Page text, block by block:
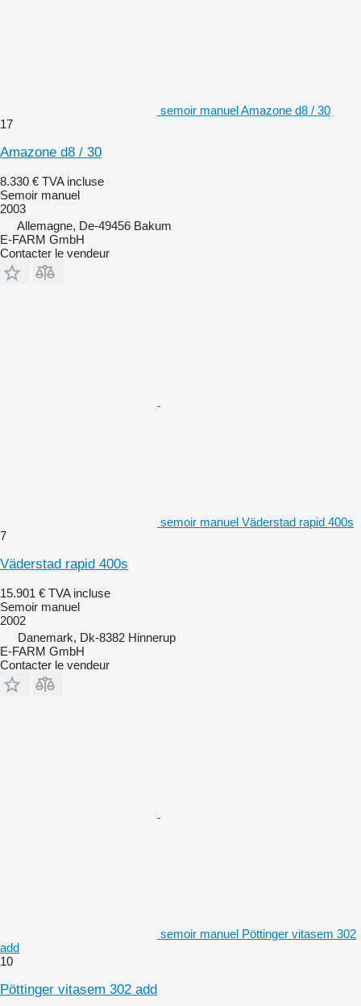
semoir manuel Amazone d8 / 30
17
Amazone d8 / 30
8.330 € TVA incluse
Semoir manuel
2003
Allemagne, De-49456 Bakum
E-FARM GmbH
Contacter le vendeur
semoir manuel Väderstad rapid 400s
7
Väderstad rapid 400s
15.901 € TVA incluse
Semoir manuel
2002
Danemark, Dk-8382 Hinnerup
E-FARM GmbH
Contacter le vendeur
semoir manuel Pöttinger vitasem 302
add
10
Pöttinger vitasem 302 add